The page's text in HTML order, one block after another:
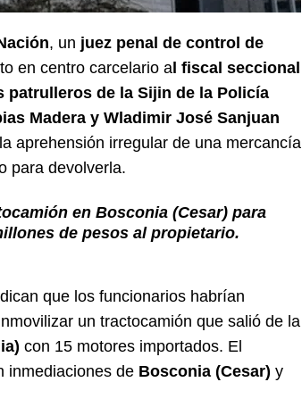
, un juez penal de control de
en centro carcelario a l fiscal seccional
patrulleros de la Sijin de la Policía
Madera y Wladimir José Sanjuan
aprehensión irregular de una mercancía
para devolverla.
en Bosconia (Cesar) para
de pesos al propietario.
que los funcionarios habrían
un tractocamión que salió de la
con 15 motores importados. El
inmediaciones de Bosconia (Cesar) y